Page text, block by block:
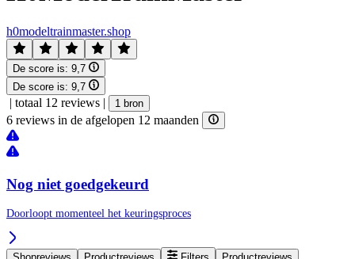
h0modeltrainmaster.shop
De score is: 9,7
De score is: 9,7
| totaal 12 reviews | 1 bron
6 reviews in de afgelopen 12 maanden
Nog niet goedgekeurd
Doorloopt momenteel het keuringsproces